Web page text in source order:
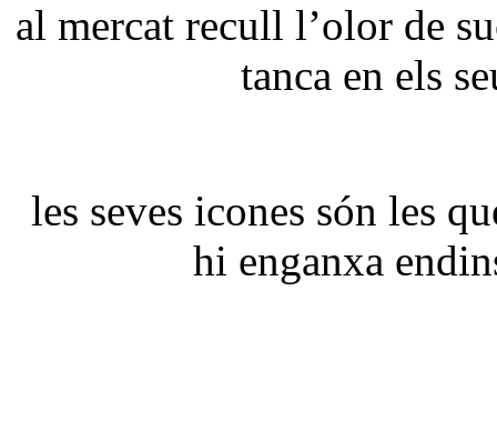
al mercat recull l’olor de
tanca en els
les seves icones són les
hi enganxa